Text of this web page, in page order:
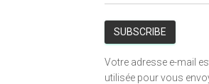
Votre adresse e-mail
utilisée pour vous